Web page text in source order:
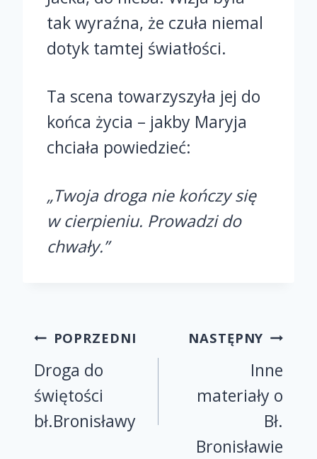
tak wyraźna, że czuła niemal
dotyk tamtej światłości.
Ta scena towarzyszyła jej do
końca życia – jakby Maryja
chciała powiedzieć:
„Twoja droga nie kończy się
w cierpieniu. Prowadzi do
chwały.”
POPRZEDNI
Droga do
świętości
bł.Bronisławy
NASTĘPNY
Inne
materiały o
Bł.
Bronisławie